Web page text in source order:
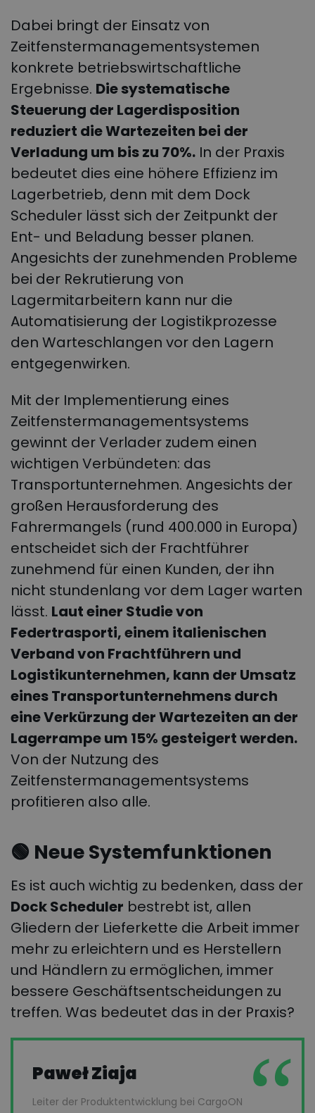
Dabei bringt der Einsatz von
Zeitfenstermanagementsystemen
konkrete betriebswirtschaftliche
Ergebnisse. Die systematische
Steuerung der Lagerdisposition
reduziert die Wartezeiten bei der
Verladung um bis zu 70%. In der Praxis
bedeutet dies eine höhere Effizienz im
Lagerbetrieb, denn mit dem Dock
Scheduler lässt sich der Zeitpunkt der
Ent- und Beladung besser planen.
Angesichts der zunehmenden Probleme
bei der Rekrutierung von
Lagermitarbeitern kann nur die
Automatisierung der Logistikprozesse
den Warteschlangen vor den Lagern
entgegenwirken.
Mit der Implementierung eines
Zeitfenstermanagementsystems
gewinnt der Verlader zudem einen
wichtigen Verbündeten: das
Transportunternehmen. Angesichts der
großen Herausforderung des
Fahrermangels (rund 400.000 in Europa)
entscheidet sich der Frachtführer
zunehmend für einen Kunden, der ihn
nicht stundenlang vor dem Lager warten
lässt. Laut einer Studie von
Federtrasporti, einem italienischen
Verband von Frachtführern und
Logistikunternehmen, kann der Umsatz
eines Transportunternehmens durch
eine Verkürzung der Wartezeiten an der
Lagerrampe um 15% gesteigert werden.
Von der Nutzung des
Zeitfenstermanagementsystems
profitieren also alle.
🟢 Neue Systemfunktionen
Es ist auch wichtig zu bedenken, dass der
Dock Scheduler bestrebt ist, allen
Gliedern der Lieferkette die Arbeit immer
mehr zu erleichtern und es Herstellern
und Händlern zu ermöglichen, immer
bessere Geschäftsentscheidungen zu
treffen. Was bedeutet das in der Praxis?
Paweł Ziaja
Leiter der Produktentwicklung bei CargoON